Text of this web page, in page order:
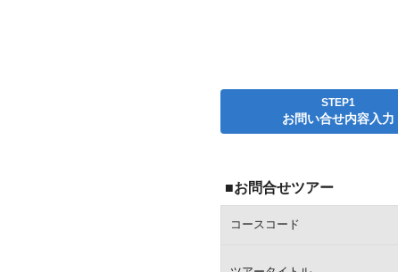
STEP1
お問い合せ内容入力
■お問合せツアー
コースコード